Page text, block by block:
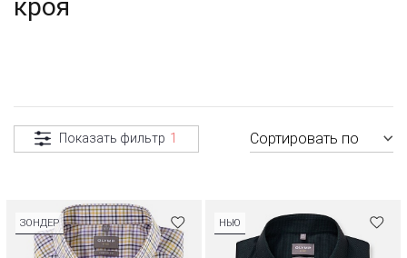
кроя
Показать фильтр 1 Сортировать по
ЗОНДЕР НЬЮ